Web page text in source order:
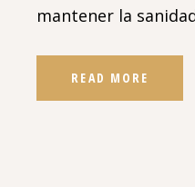
mantener la
READ MORE